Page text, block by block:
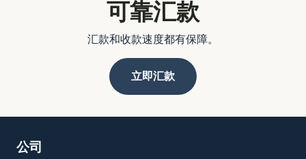
可靠汇款
汇款和收款速度都有保障。
立即汇款
公司